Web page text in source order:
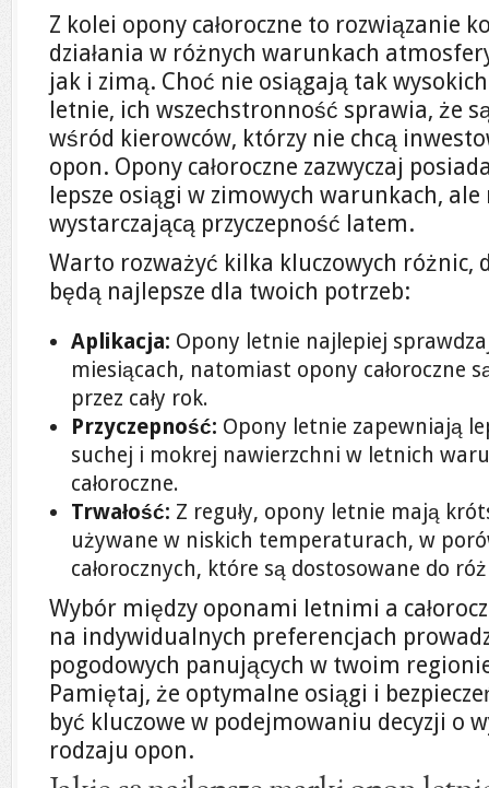
Z kolei opony całoroczne to rozwiązanie
działania w różnych warunkach
jak i zimą. Choć nie osiągają tak
letnie, ich wszechstronność sprawia, że
wśród kierowców, którzy nie chcą
opon. Opony całoroczne zazwyczaj
lepsze osiągi w zimowych warunkach,
wystarczającą przyczepność latem.
Warto rozważyć kilka kluczowych różnic,
będą najlepsze dla twoich potrzeb:
Aplikacja: Opony letnie najlepiej
miesiącach, natomiast opony całoroczne
przez cały rok.
Przyczepność: Opony letnie zapewniają
suchej i mokrej nawierzchni w letnich
całoroczne.
Trwałość: Z reguły, opony letnie mają
używane w niskich temperaturach, w
całorocznych, które są dostosowane do
Wybór między oponami letnimi a
na indywidualnych preferencjach
pogodowych panujących w twoim
Pamiętaj, że optymalne osiągi i
być kluczowe w podejmowaniu decyzji o
rodzaju opon.